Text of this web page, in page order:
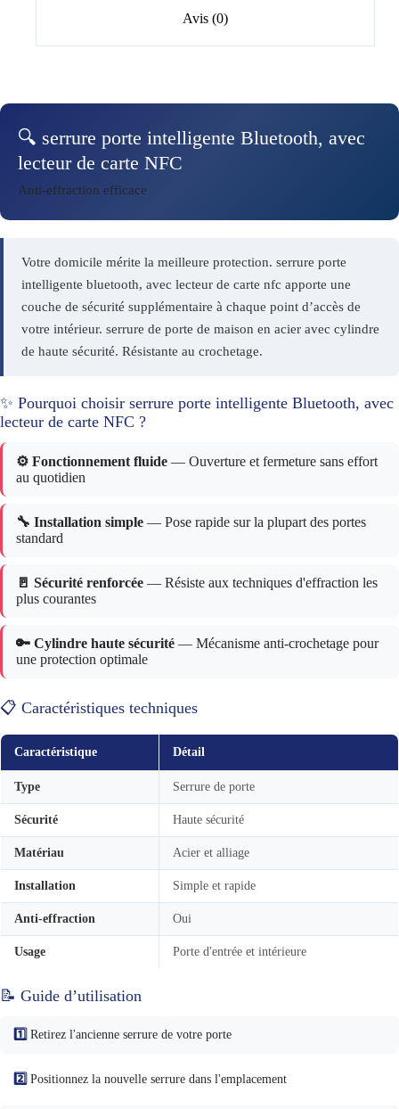
Avis (0)
🔍 serrure porte intelligente Bluetooth, avec
lecteur de carte NFC
Anti-effraction efficace
Votre domicile mérite la meilleure protection. serrure porte
intelligente bluetooth, avec lecteur de carte nfc apporte une
couche de sécurité supplémentaire à chaque point d’accès de
votre intérieur. serrure de porte de maison en acier avec cylindre
de haute sécurité. Résistante au crochetage.
✨ Pourquoi choisir serrure porte intelligente Bluetooth, avec
lecteur de carte NFC ?
⚙️ Fonctionnement fluide — Ouverture et fermeture sans effort
au quotidien
🔧 Installation simple — Pose rapide sur la plupart des portes
standard
🚪 Sécurité renforcée — Résiste aux techniques d'effraction les
plus courantes
🔑 Cylindre haute sécurité — Mécanisme anti-crochetage pour
une protection optimale
📋 Caractéristiques techniques
Caractéristique Détail
Type Serrure de porte
Sécurité Haute sécurité
Matériau Acier et alliage
Installation Simple et rapide
Anti-effraction Oui
Usage Porte d'entrée et intérieure
📝 Guide d’utilisation
1️⃣ Retirez l'ancienne serrure de votre porte
2️⃣ Positionnez la nouvelle serrure dans l'emplacement